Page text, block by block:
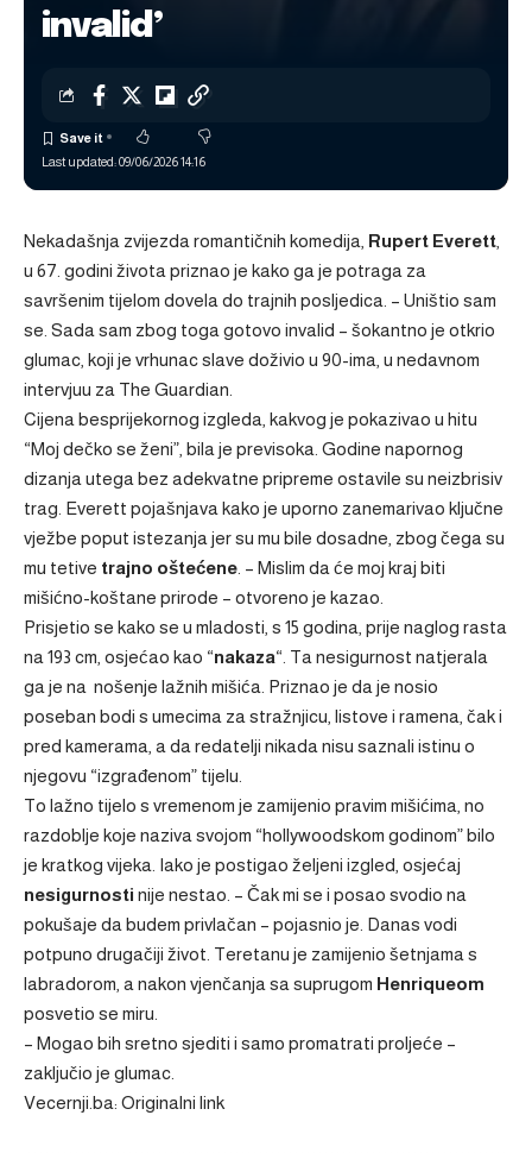
invalid’
Last updated: 09/06/2026 14:16
Nekadašnja zvijezda romantičnih komedija, Rupert Everett
u 67. godini života priznao je kako ga je potraga za
savršenim tijelom dovela do trajnih posljedica. – Uništio sam
se. Sada sam zbog toga gotovo invalid – šokantno je otkrio
glumac, koji je vrhunac slave doživio u 90-ima, u nedavnom
intervjuu za The Guardian
Cijena besprijekornog izgleda, kakvog je pokazivao u hitu
“Moj dečko se ženi”, bila je previsoka. Godine napornog
dizanja utega bez adekvatne pripreme ostavile su neizbrisiv
trag. Everett pojašnjava kako je uporno zanemarivao ključne
vježbe poput istezanja jer su mu bile dosadne, zbog čega su
mu tetive trajno oštećene . – Mislim da će moj kraj biti
mišićno-koštane prirode – otvoreno je kazao.
Prisjetio se kako se u mladosti, s 15 godina, prije naglog rasta
na 193 cm, osjećao kao “nakaza“. Ta nesigurnost natjerala
ga je na nošenje lažnih mišića. Priznao je da je nosio
poseban bodi s umecima za stražnjicu, listove i ramena, čak i
pred kamerama, a da redatelji nikada nisu saznali istinu o
njegovu “izgrađenom” tijelu.
To lažno tijelo s vremenom je zamijenio pravim mišićima, no
razdoblje koje naziva svojom “hollywoodskom godinom” bilo
je kratkog vijeka. Iako je postigao željeni izgled, osjećaj
nesigurnosti nije nestao. – Čak mi se i posao svodio na
pokušaje da budem privlačan – pojasnio je. Danas vodi
potpuno drugačiji život. Teretanu je zamijenio šetnjama s
labradorom, a nakon vjenčanja sa suprugom Henriqueom
posvetio se miru.
– Mogao bih sretno sjediti i samo promatrati proljeće –
zaključio je glumac.
Vecernji.ba: Originalni link